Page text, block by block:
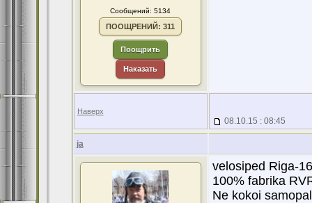
Сообщений: 5134
ПООЩРЕНИЙ: 311
Поощрить
Наказать
Наверх
08.10.15 : 08:45
ja
velosiped Riga-
100% fabrika
Ne kokoi